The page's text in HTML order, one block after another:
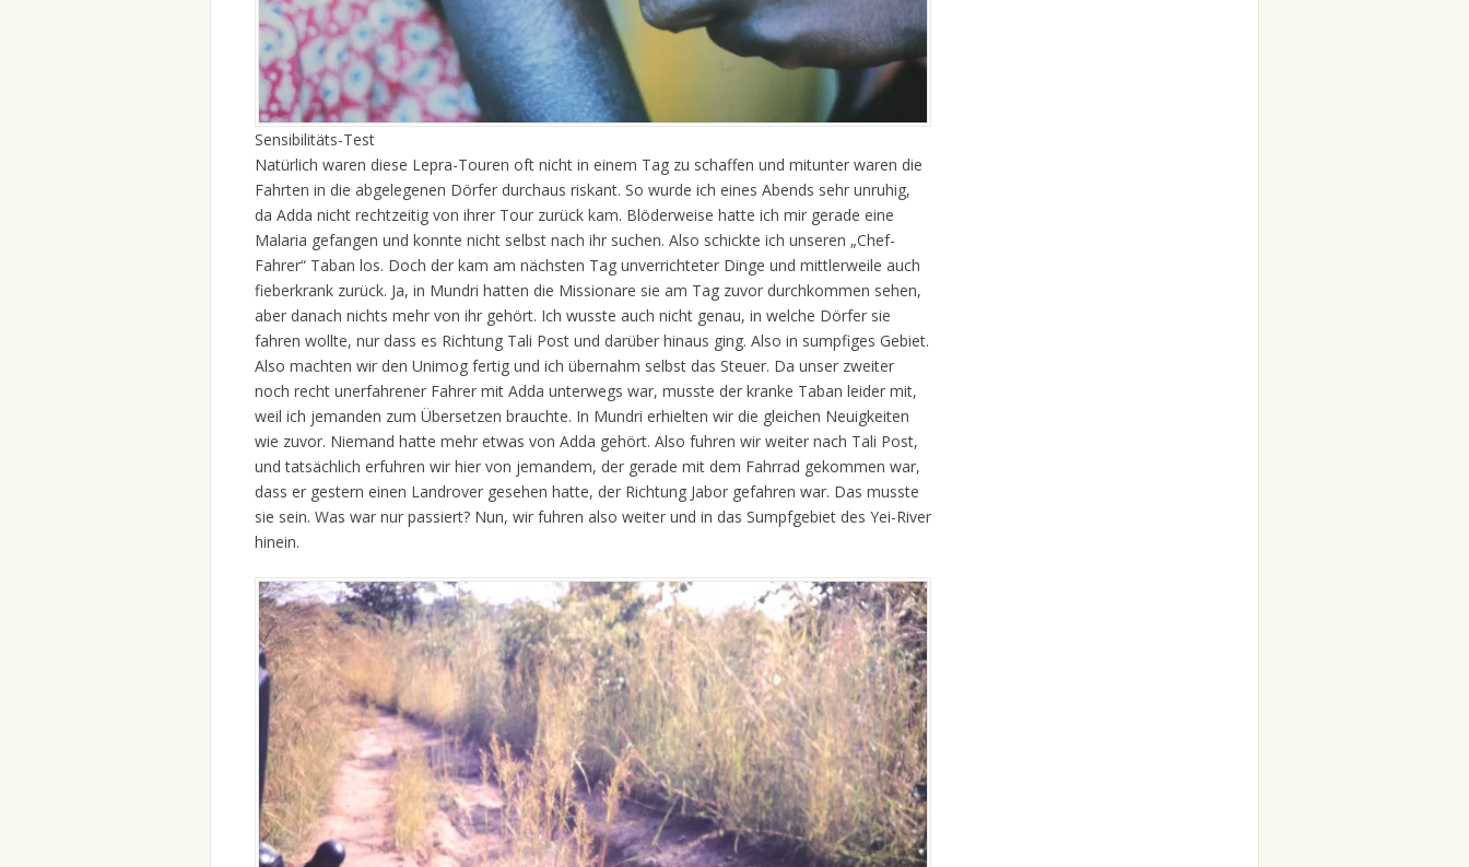
Sensibilitäts-Test
Natürlich waren diese Lepra-Touren oft nicht in einem Tag zu schaffen und mitunter waren die
Fahrten in die abgelegenen Dörfer durchaus riskant. So wurde ich eines Abends sehr unruhig,
da Adda nicht rechtzeitig von ihrer Tour zurück kam. Blöderweise hatte ich mir gerade eine
Malaria gefangen und konnte nicht selbst nach ihr suchen. Also schickte ich unseren „Chef-
Fahrer“ Taban los. Doch der kam am nächsten Tag unverrichteter Dinge und mittlerweile auch
fieberkrank zurück. Ja, in Mundri hatten die Missionare sie am Tag zuvor durchkommen sehen,
aber danach nichts mehr von ihr gehört. Ich wusste auch nicht genau, in welche Dörfer sie
fahren wollte, nur dass es Richtung Tali Post und darüber hinaus ging. Also in sumpfiges Gebiet.
Also machten wir den Unimog fertig und ich übernahm selbst das Steuer. Da unser zweiter
noch recht unerfahrener Fahrer mit Adda unterwegs war, musste der kranke Taban leider mit,
weil ich jemanden zum Übersetzen brauchte. In Mundri erhielten wir die gleichen Neuigkeiten
wie zuvor. Niemand hatte mehr etwas von Adda gehört. Also fuhren wir weiter nach Tali Post,
und tatsächlich erfuhren wir hier von jemandem, der gerade mit dem Fahrrad gekommen war,
dass er gestern einen Landrover gesehen hatte, der Richtung Jabor gefahren war. Das musste
sie sein. Was war nur passiert? Nun, wir fuhren also weiter und in das Sumpfgebiet des Yei-River
hinein.